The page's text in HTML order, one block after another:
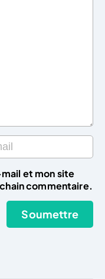
et mon site
commentaire.